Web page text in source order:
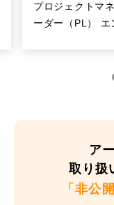
プロジェクトマ
ーダー（PL） エ
ア
取り扱
「非公